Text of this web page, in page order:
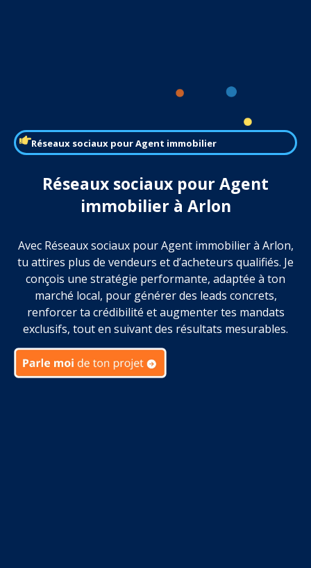
Réseaux sociaux pour Agent immobilier
Réseaux sociaux pour Agent
immobilier à Arlon
Avec Réseaux sociaux pour Agent immobilier à Arlon,
tu attires plus de vendeurs et d’acheteurs qualifiés. Je
conçois une stratégie performante, adaptée à ton
marché local, pour générer des leads concrets,
renforcer ta crédibilité et augmenter tes mandats
exclusifs, tout en suivant des résultats mesurables.